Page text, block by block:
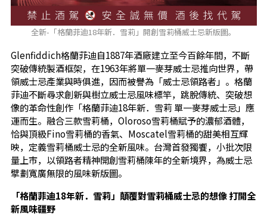
全新-「格蘭菲迪18年新．雪莉」開創雪莉桶威士忌新版圖。
Glenfiddich格蘭菲迪自1887年酒廠建立至今百餘年間，不斷
突破傳統製酒框架，在1963年將單一麥芽威士忌推向世界，帶
領威士忌產業與時俱進，因而被譽為「威士忌領路者」。格蘭
菲迪不斷尋求創新與樹立威士忌風味標竿，跳脫傳統、突破想
像的革命性創作「格蘭菲迪18年新．雪莉 單一麥芽威士忌」應
運而生。融合三款雪莉桶，Oloroso雪莉桶賦予的濃郁酒體，
恰與頂級Fino雪莉桶的香氣、Moscatel雪莉桶的甜美相互輝
映，定義雪莉桶威士忌的全新風味。台灣首發獨饗，小批次限
量上市，以領路者精神開創雪莉桶陳年的全新境界，為威士忌
擘劃寬廣無限的風味新版圖。
「格蘭菲迪18年新．雪莉」顛覆對雪莉桶威士忌的想像 打開全
新風味疆野